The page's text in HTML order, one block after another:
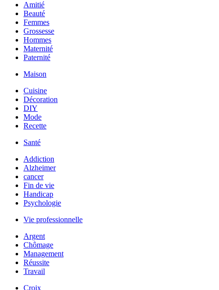
Amitié
Beauté
Femmes
Grossesse
Hommes
Maternité
Paternité
Maison
Cuisine
Décoration
DIY
Mode
Recette
Santé
Addiction
Alzheimer
cancer
Fin de vie
Handicap
Psychologie
Vie professionnelle
Argent
Chômage
Management
Réussite
Travail
Croix